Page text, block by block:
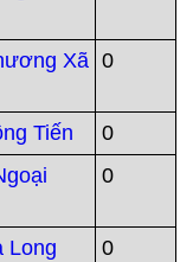
Xã 0
Tiến
0
0
Long
0